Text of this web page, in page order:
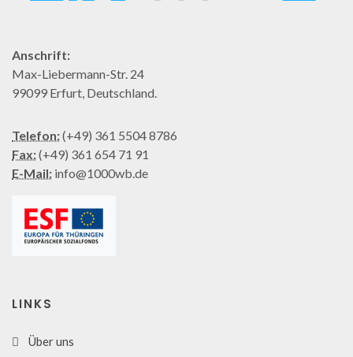
Anschrift:
Max-Liebermann-Str. 24
99099 Erfurt, Deutschland.
Telefon:(+49) 361 5504 8786
Fax:(+49) 361 654 71 91
E-Mail: info@1000wb.de
LINKS
Über uns